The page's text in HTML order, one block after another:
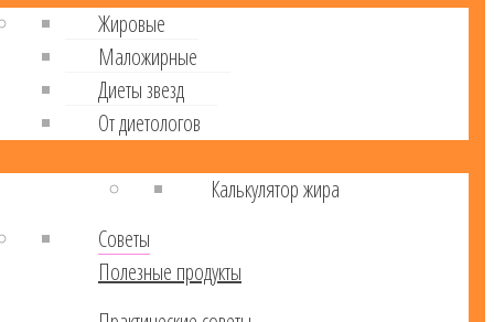
Жировые
Маложирные
Диеты звезд
От диетологов
Калькулятор жира
Советы
Полезные продукты